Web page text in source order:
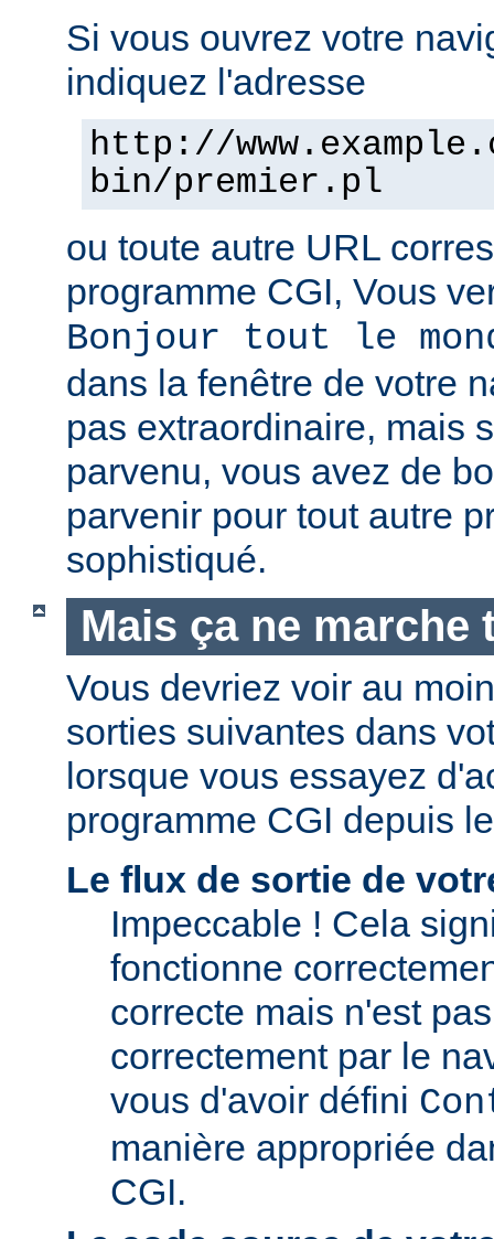
Si vous ouvrez votre
indiquez l'adresse
http://
bin/premier.pl
ou toute autre URL
programme CGI, Vous
Bonjour tout le
dans la fenêtre de votre
pas extraordinaire, mais
parvenu, vous avez de
parvenir pour tout autre
sophistiqué.
Mais ça ne marche
Vous devriez voir au
sorties suivantes dans
lorsque vous essayez
programme CGI depuis
Le flux de sortie de
Impeccable ! Cela
fonctionne
correcte mais n'est
correctement par le
vous d'avoir défini
manière appropriée
CGI.